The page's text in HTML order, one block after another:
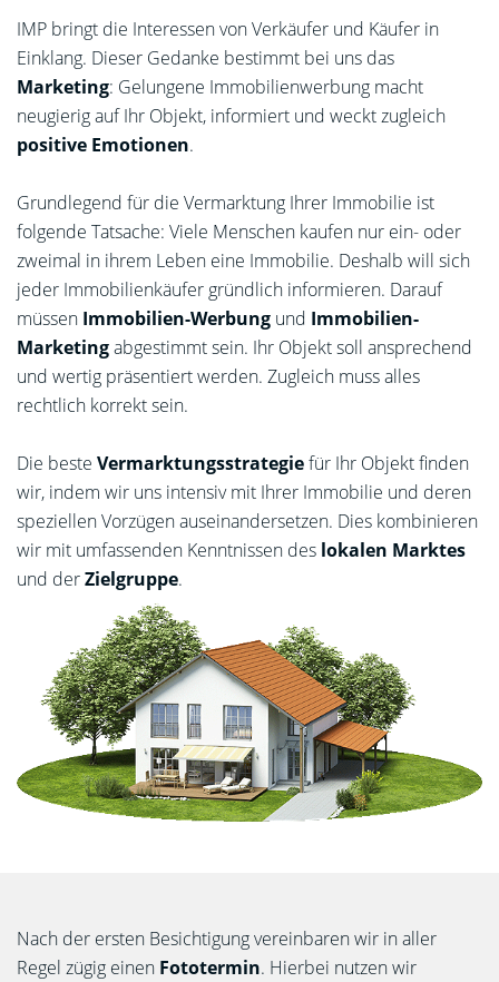
IMP bringt die Interessen von Verkäufer und Käufer in
Einklang. Dieser Gedanke bestimmt bei uns das
Marketing: Gelungene Immobilienwerbung macht
neugierig auf Ihr Objekt, informiert und weckt zugleich
positive Emotionen.
Grundlegend für die Vermarktung Ihrer Immobilie ist
folgende Tatsache: Viele Menschen kaufen nur ein- oder
zweimal in ihrem Leben eine Immobilie. Deshalb will sich
jeder Immobilienkäufer gründlich informieren. Darauf
müssen Immobilien-Werbung und Immobilien-
Marketingabgestimmt sein. Ihr Objekt soll ansprechend
und wertig präsentiert werden. Zugleich muss alles
rechtlich korrekt sein.
Die beste Vermarktungsstrategiefür Ihr Objekt finden
wir, indem wir uns intensiv mit Ihrer Immobilie und deren
speziellen Vorzügen auseinandersetzen. Dies kombinieren
wir mit umfassenden Kenntnissen des lokalen Marktes
und derZielgruppe.
Nach der ersten Besichtigung vereinbaren wir in aller
Regel zügig einen Fototermin. Hierbei nutzen wir